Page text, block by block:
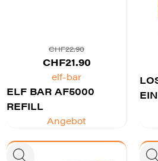
CHF22.90
Ursprünglicher
Preis
war:
CHF22.90
CHF21.90Aktueller
ist:
elf-bar
ELF BAR AF5000
REFILL
Angebot